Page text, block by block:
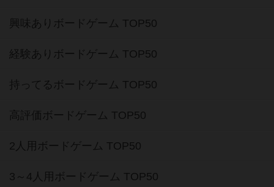
興味ありボードゲーム TOP50
経験ありボードゲーム TOP50
持ってるボードゲーム TOP50
高評価ボードゲーム TOP50
2人用ボードゲーム TOP50
3～4人用ボードゲーム TOP50